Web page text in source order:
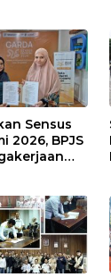
Sensus
2026, BPJS
Lapangan